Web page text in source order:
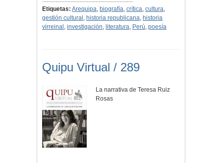
Etiquetas: Arequipa, biografía, crítica, cultura,
gestión cultural , historia republicana, historia
virreinal , investigación, literatura, Perú, poesía
Quipu Virtual / 289
La narrativa de Teresa Ruiz
Rosas